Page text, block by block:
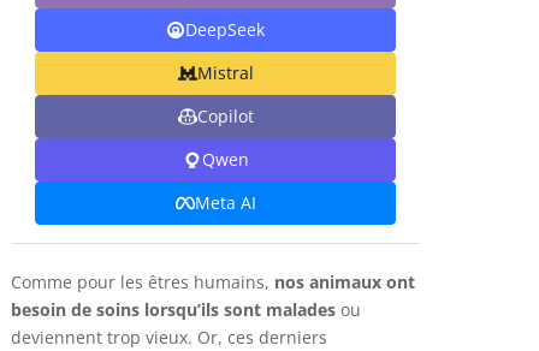
DeepSeek
Mistral
Copilot
Qwen
Meta AI
Comme pour les êtres humains, nos animaux ont
besoin de soins lorsqu’ils sont maladesou
deviennent trop vieux. Or, ces derniers